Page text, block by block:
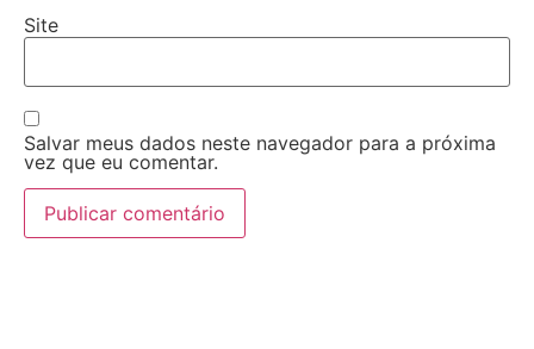
Site
Salvar meus dados neste navegador para a próxima
vez que eu comentar.